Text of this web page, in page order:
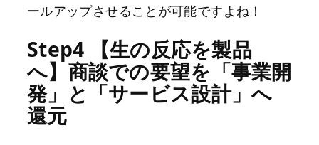
ールアップさせることが可能ですよね！
Step4 【生の反応を製品
へ】商談での要望を「事業開
発」と「サービス設計」へ
還元